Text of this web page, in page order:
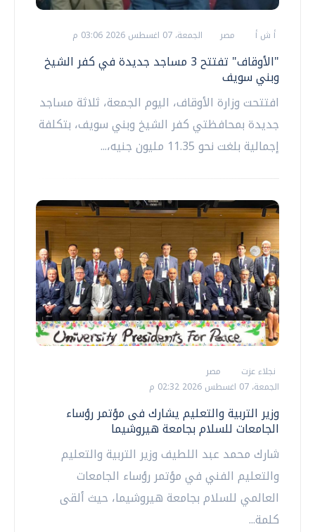
أ ش أ مصر الجمعة، 07 اغسطس 2026 03:06 م
"الأوقاف" تفتتح 3 مساجد جديدة في كفر الشيخ
وبني سويف
افتتحت وزارة الأوقاف، اليوم الجمعة، ثلاثة مساجد
جديدة بمحافظتي كفر الشيخ وبني سويف، بتكلفة
إجمالية بلغت نحو 11.35 مليون جنيه،...
نجلاء عزت
مصر
الجمعة، 07 اغسطس 2026 02:32 م
وزير التربية والتعليم يشارك فى مؤتمر رؤساء
الجامعات للسلام بجامعة هيروشيما
شارك محمد عبد اللطيف وزير التربية والتعليم
والتعليم الفني في مؤتمر رؤساء الجامعات
العالمي للسلام بجامعة هيروشيما، حيث ألقى
كلمة...